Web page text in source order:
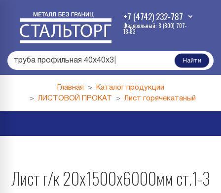
+7 (4742) 232-787
Федеральный: 8 (800) 707-
18-83
труба профильная 40х40х3 Найти
Главная
Каталог продукции
ЛИСТОВОЙ ПРОКАТ
Лист горячекатаный
Лист г/к 20х1500х6000мм ст.1-3